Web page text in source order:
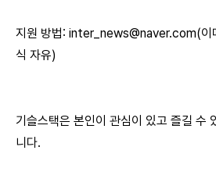
지원 방법: inter_news@naver.com(이
식 자유)
기슬스택은 본인이 관심이 있고 즐길 수
니다.